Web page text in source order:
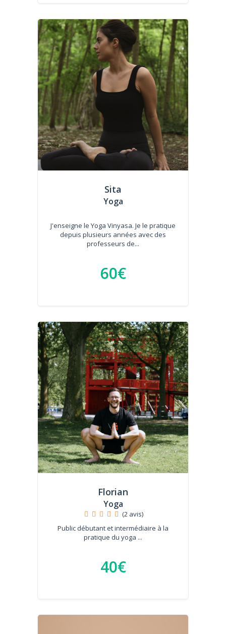
Sita
Yoga
J'enseigne le Yoga Vinyasa. Je le pratique
depuis plusieurs années avec des
professeurs de...
60€
Florian
Yoga
(2 avis)
Public débutant et intermédiaire à la
pratique du yoga ...
40€